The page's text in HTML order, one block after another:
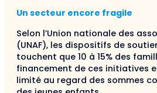
Un secteur encore fragile
Selon l’Union nationale des
(UNAF), les dispositifs de
touchent que 10 à 15% des
financement de ces initiatives
limité au regard des sommes